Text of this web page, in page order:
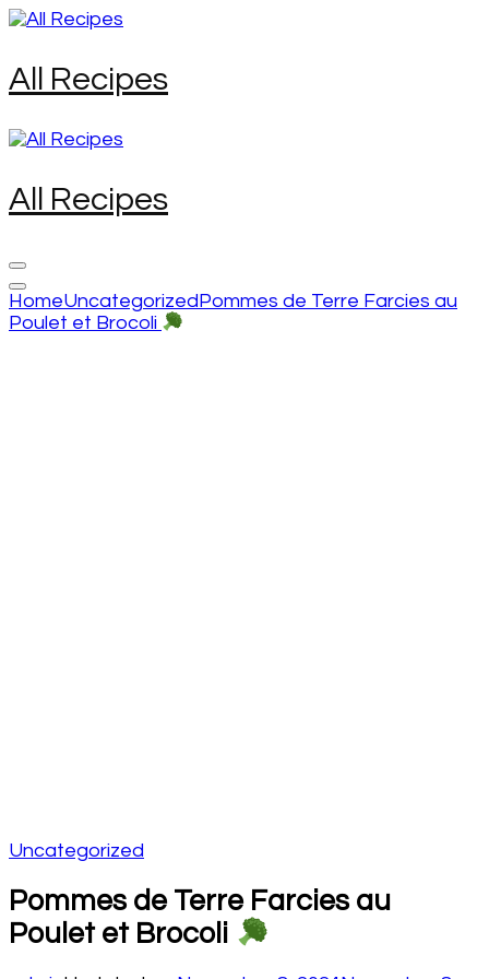
Skip
(Press
Enter)
All Recipes
All Recipes
HomeUncategorizedPommes de Terre Farcies au
Poulet et Brocoli
Uncategorized
Pommes de Terre Farcies au
Poulet et Brocoli